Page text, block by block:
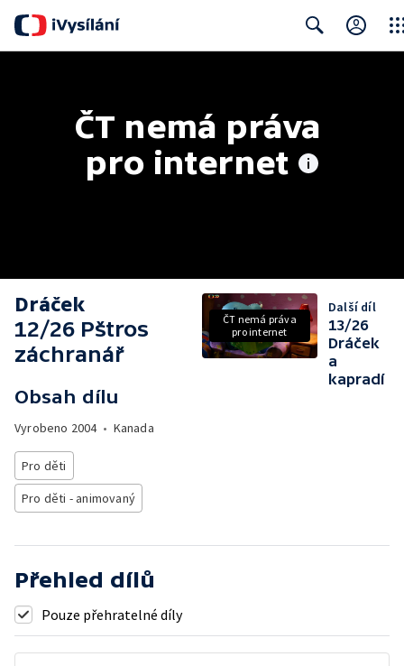
ČT nemá práva
pro internet
Dráček
12/26 Pštros
záchranář
Obsah dílu
Vyrobeno 2004• Kanada
Pro děti
Pro děti - animovaný
ČT nemá práva
pro internet
Další díl
13/26
Dráček
a
kapradí
Přehled dílů
Pouze přehratelné díly